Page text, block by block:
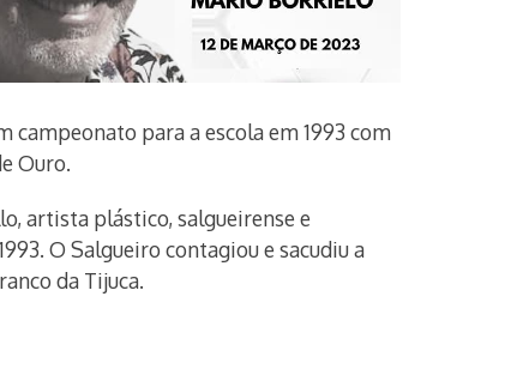
campeonato para a escola em 1993 com
Ouro.
artista plástico, salgueirense e
O Salgueiro contagiou e sacudiu a
da Tijuca.